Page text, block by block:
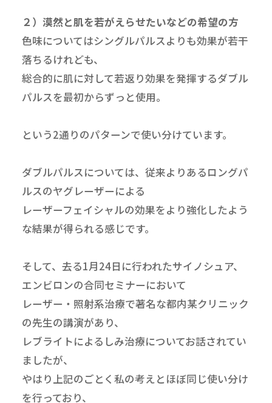
２）漠然と肌を若がえらせたいなどの希望の方
色味についてはシングルパルスよりも効果が若干
落ちるけれども、
総合的に肌に対して若返り効果を発揮するダブル
パルスを最初からずっと使用。
という2通りのパターンで使い分けています。
ダブルパルスについては、従来よりあるロングパ
ルスのヤグレーザーによる
レーザーフェイシャルの効果をより強化したよう
な結果が得られる感じです。
そして、去る1月24日に行われたサイノシュア、
エンビロンの合同セミナーにおいて
レーザー・照射系治療で著名な都内某クリニック
の先生の講演があり、
レブライトによるしみ治療についてお話されてい
ましたが、
やはり上記のごとく私の考えとほぼ同じ使い分け
を行っており、